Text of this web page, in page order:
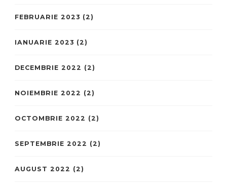
FEBRUARIE 2023 (2)
IANUARIE 2023 (2)
DECEMBRIE 2022 (2)
NOIEMBRIE 2022 (2)
OCTOMBRIE 2022 (2)
SEPTEMBRIE 2022 (2)
AUGUST 2022 (2)